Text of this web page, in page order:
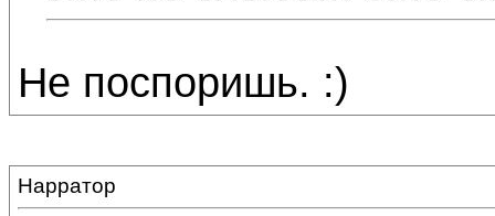
Не поспоришь. :)
Нарратор